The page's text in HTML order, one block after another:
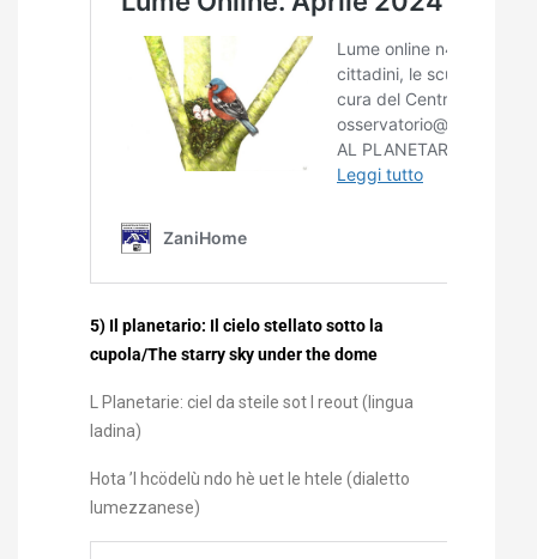
5) Il planetario: Il cielo stellato sotto la
cupola/The starry sky under the dome
L Planetarie: ciel da steile sot l reout (lingua
ladina)
Hota ’l hcödelù ndo hè uet le htele (dialetto
lumezzanese)